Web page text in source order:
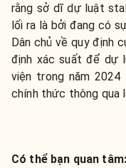
rằng sở dĩ dự luật
lối ra là bởi đang có
Dân chủ về quy định
định xác suất để dự
viện trong năm
chính thức thông qua
Có thể bạn quan tâm: